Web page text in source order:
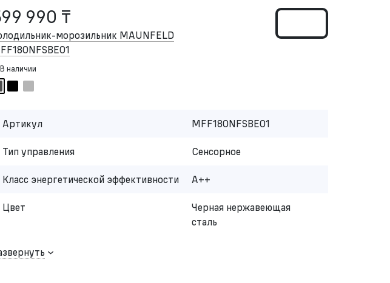
990 ₸
морозильник MAUNFELD
В наличии
Артикул MFF180NFSBE01
Тип управления Сенсорное
Класс энергетической эффективности A++
Цвет
Черная нержавеющая
сталь